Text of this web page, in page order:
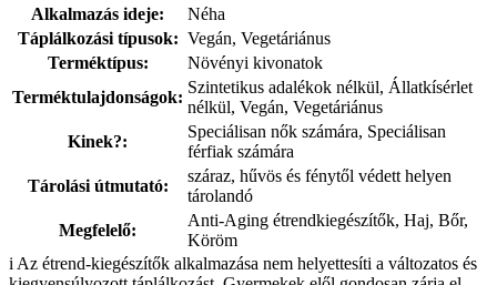
Alkalmazás ideje:
Néha
Táplálkozási típusok: Vegán, Vegetáriánus
Terméktípus:
Növényi kivonatok
Terméktulajdonságok:
Szintetikus adalékok nélkül, Állatkísérlet
nélkül, Vegán, Vegetáriánus
Kinek?:
Speciálisan nők számára, Speciálisan
férfiak számára
Tárolási útmutató:
száraz, hűvös és fénytől védett helyen
tárolandó
Megfelelő:
Anti-Aging étrendkiegészítők, Haj, Bőr,
Köröm
i Az étrend-kiegészítők alkalmazása nem helyettesíti a változatos és